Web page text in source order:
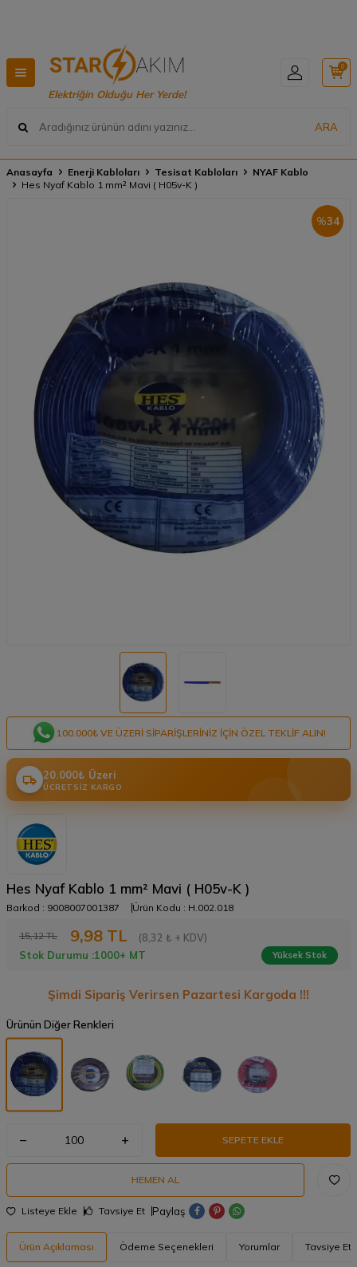
Elektriğin Olduğu Her Yerde!
ARA
0
Anasayfa Enerji Kabloları Tesisat Kabloları
NYAF Kablo
Hes Nyaf Kablo 1 mm² Mavi ( H05v-K )
%34
100.000₺ VE ÜZERI SIPARIŞLERINIZ IÇIN ÖZEL TEKLIF ALIN!
20.000₺ Üzeri
ÜCRETSIZ KARGO
Hes Nyaf Kablo 1 mm² Mavi ( H05v-K )
Barkod : 9008007001387 Ürün Kodu : H.002.018
15,12TL 9,98 TL
(8,32 ₺ + KDV)
Stok Durumu :1000+ MT Yüksek Stok
Şimdi Sipariş Verirsen Pazartesi Kargoda !!!
Ürünün Diğer Renkleri
SEPETE EKLE
HEMEN AL
Listeye Ekle Tavsiye Et Paylaş
Ürün Açıklaması Ödeme Seçenekleri Yorumlar Tavsiye Et